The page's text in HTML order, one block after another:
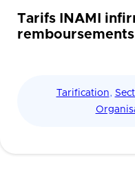
Tarifs INAMI
remboursements
Tarification,